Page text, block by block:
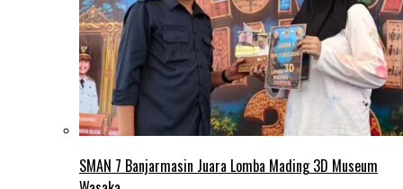
SMAN 7 Banjarmasin Juara Lomba Mading 3D Museum